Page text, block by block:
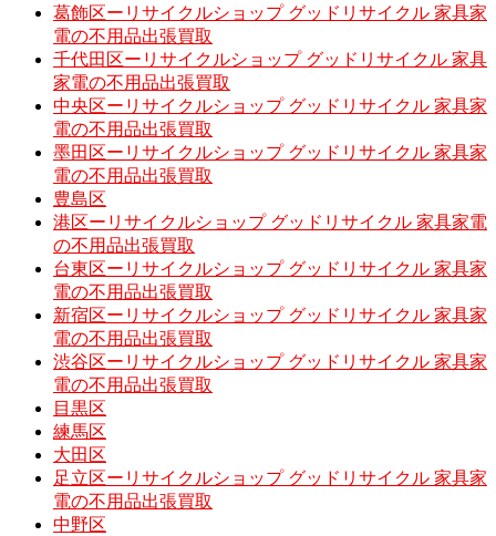
葛飾区ーリサイクルショップ グッドリサイクル 家具家
電の不用品出張買取
千代田区ーリサイクルショップ グッドリサイクル 家具
家電の不用品出張買取
中央区ーリサイクルショップ グッドリサイクル 家具家
電の不用品出張買取
墨田区ーリサイクルショップ グッドリサイクル 家具家
電の不用品出張買取
豊島区
港区ーリサイクルショップ グッドリサイクル 家具家電
の不用品出張買取
台東区ーリサイクルショップ グッドリサイクル 家具家
電の不用品出張買取
新宿区ーリサイクルショップ グッドリサイクル 家具家
電の不用品出張買取
渋谷区ーリサイクルショップ グッドリサイクル 家具家
電の不用品出張買取
目黒区
練馬区
大田区
足立区ーリサイクルショップ グッドリサイクル 家具家
電の不用品出張買取
中野区